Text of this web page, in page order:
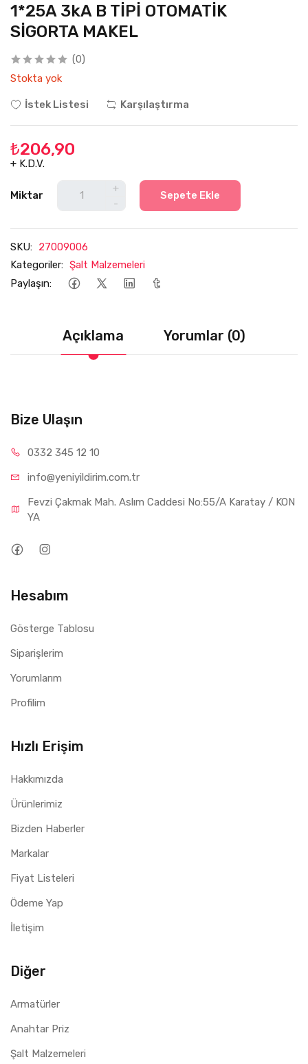
1*25A 3kA B TİPİ OTOMATİK
SİGORTA MAKEL
(0)
Stokta yok
İstek Listesi Karşılaştırma
₺206,90
+ K.D.V.
Miktar
+
-
Sepete Ekle
SKU: 27009006
Kategoriler: Şalt Malzemeleri
Paylaşın:
Açıklama Yorumlar (0)
Bize Ulaşın
0332 345 12 10
info@yeniyildirim.com.tr
Fevzi Çakmak Mah. Aslım Caddesi No:55/A Karatay / KON
YA
Hesabım
Gösterge Tablosu
Siparişlerim
Yorumlarım
Profilim
Hızlı Erişim
Hakkımızda
Ürünlerimiz
Bizden Haberler
Markalar
Fiyat Listeleri
Ödeme Yap
İletişim
Diğer
Armatürler
Anahtar Priz
Şalt Malzemeleri